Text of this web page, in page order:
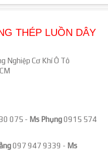
THÉP LUỒN DÂY
Nghiệp Cơ Khí Ô Tô
075 - Ms Phụng0915 574
097 947 9339 - Ms